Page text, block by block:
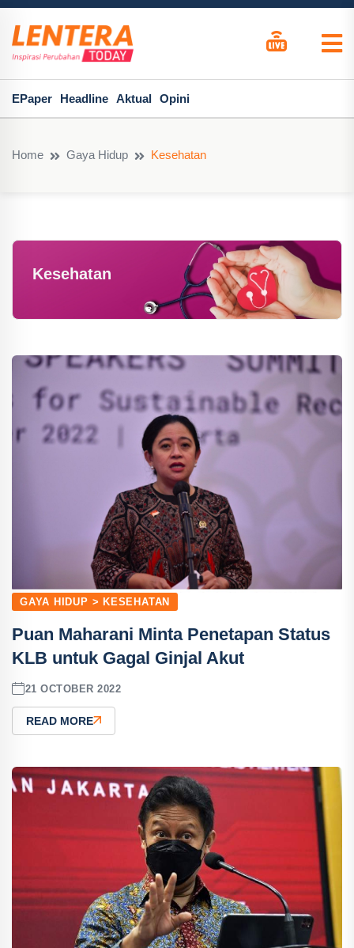
EPaper Headline Aktual Opini
Home Gaya Hidup Kesehatan
Kesehatan
GAYA HIDUP > KESEHATAN
Puan Maharani Minta Penetapan Status
KLB untuk Gagal Ginjal Akut
21 OCTOBER 2022
READ MORE